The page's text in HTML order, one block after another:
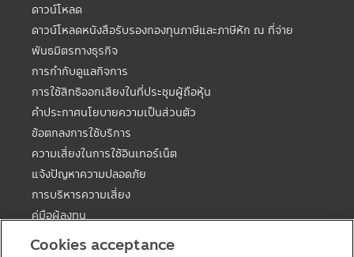
ดาวน์โหลด
ดาวน์โหลดหนังสือรับรองกองทุนภาษีและภาษีหัก ณ ที่จ่าย
พันธมิตรทางธุรกิจ
การกำกับดูแลกิจการ
การใช้สิทธิออกเสียงในที่ประชุมผู้ถือหุ้น
คำประกาศนโยบายความเป็นส่วนตัว
ข้อตกลงการใช้บริการ
ความเสี่ยงในการใช้อินเทอร์เน็ต
แจ้งปัญหาความปลอดภัย
การบริหารความเสี่ยง
คู่มือผู้ลงทุน
ตารางวันหยุดกองต่างประเทศ
Cookies acceptance